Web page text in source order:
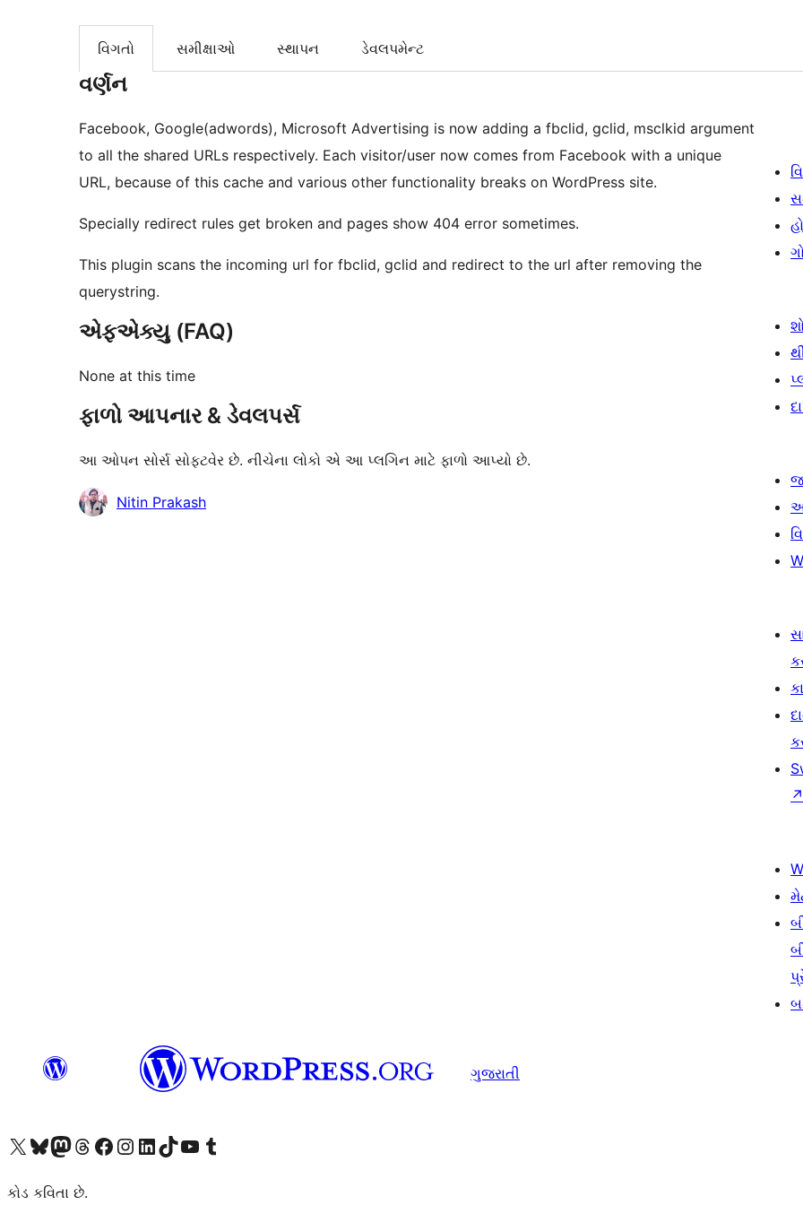
વિગતો સમીક્ષાઓ સ્થાપન ડેવલપમેન્ટ
વર્ણન
Facebook, Google(adwords), Microsoft Advertising is now adding a fbclid, gclid, msclkid argument
to all the shared URLs respectively. Each visitor/user now comes from Facebook with a unique
URL, because of this cache and various other functionality breaks on WordPress site.
Specially redirect rules get broken and pages show 404 error sometimes.
This plugin scans the incoming url for fbclid, gclid and redirect to the url after removing the
querystring.
એફએક્યુ (FAQ)
None at this time
ફાળો આપનાર & ડેવલપર્સ
આ ઓપન સોર્સ સોફ્ટવેર છે. નીચેના લોકો એ આ પ્લગિન માટે ફાળો આપ્યો છે.
ફાળો
Nitin Prakash
↗
ગુજરાતી
અમારા X (અગાઉ ટ્વિટર) એકાઉન્ટની મુલાકાત લોઅમારા Bluesky એકાઉન્ટની મુલાકાત લોઅમારા માસ્ટોડોન એકાઉન્ટની મુલાકાત લોઅમારા Threads એકાઉન્ટની મુલાકાત લો અમારા ફેસબુક પેજની મુલાકાત લોઅમારા ઇન્સ્ટાગ્રામ એકાઉન્ટની મુલાકાત લો અમારા LinkedIn એકાઉન્ટની મુલાકાત લોઅમારા TikTok એકાઉન્ટની મુલાકાત લોઅમારી YouTube ચેનલની મુલાકાત લો અમારા Tumblr એકાઉન્ટની મુલાકાત લો
કોડ કવિતા છે.